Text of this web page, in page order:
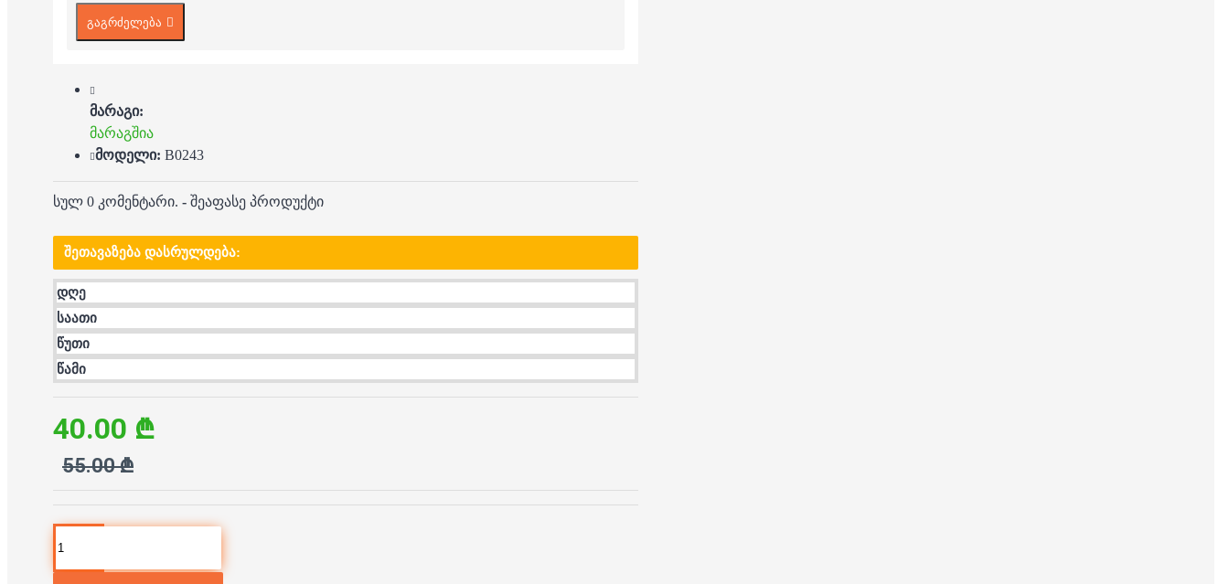
გაგრძელება
მარაგი:
მარაგშია
მოდელი: B0243
სულ 0 კომენტარი. - შეაფასე პროდუქტი
ᲨᲔᲗᲐᲕᲐᲖᲔᲑᲐ ᲓᲐᲡᲠᲣᲚᲓᲔᲑᲐ:
დღე
საათი
წუთი
წამი
40.00 ₾
55.00 ₾